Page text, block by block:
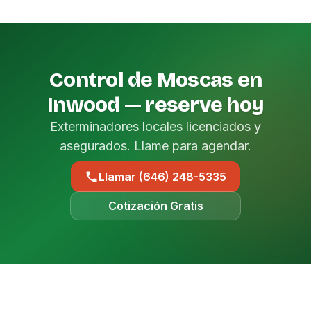
Control de Moscas en
Inwood — reserve hoy
Exterminadores locales licenciados y
asegurados. Llame para agendar.
Llamar (646) 248-5335
Cotización Gratis